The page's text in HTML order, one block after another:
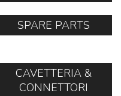
SPARE PARTS
CAVETTERIA &
CONNETTORI